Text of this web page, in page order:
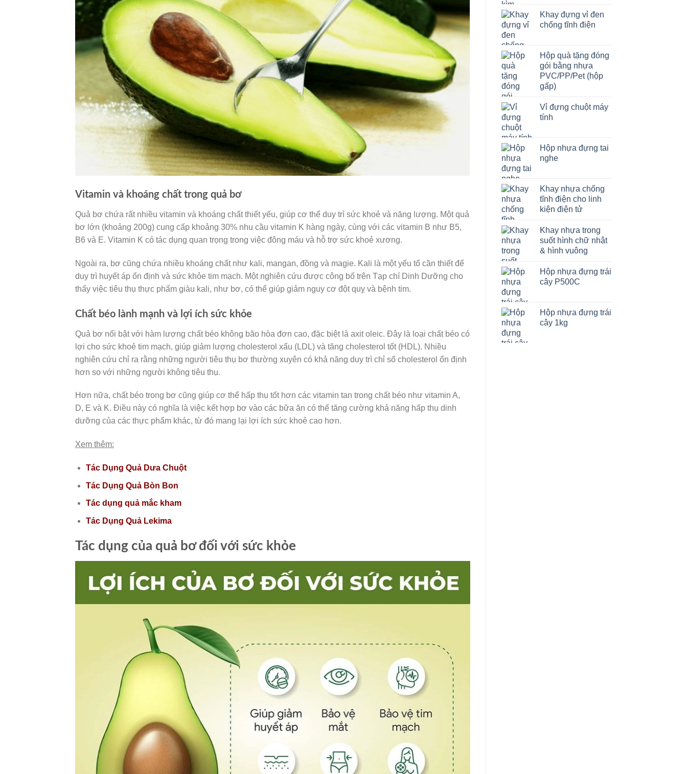
Vitamin và khoáng chất trong quả bơ
Quả bơ chứa rất nhiều vitamin và khoáng chất thiết yếu, giúp cơ thể duy trì sức khoẻ và năng lượng. Một quả
bơ lớn (khoảng 200g) cung cấp khoảng 30% nhu cầu vitamin K hàng ngày, cùng với các vitamin B như B5,
B6 và E. Vitamin K có tác dụng quan trọng trong việc đông máu và hỗ trợ sức khoẻ xương.
Ngoài ra, bơ cũng chứa nhiều khoáng chất như kali, mangan, đồng và magie. Kali là một yếu tố cần thiết để
duy trì huyết áp ổn định và sức khỏe tim mạch. Một nghiên cứu được công bố trên Tạp chí Dinh Dưỡng cho
thấy việc tiêu thụ thực phẩm giàu kali, như bơ, có thể giúp giảm nguy cơ đột quỵ và bệnh tim.
Chất béo lành mạnh và lợi ích sức khỏe
Quả bơ nổi bật với hàm lượng chất béo không bão hòa đơn cao, đặc biệt là axit oleic. Đây là loại chất béo có
lợi cho sức khoẻ tim mạch, giúp giảm lượng cholesterol xấu (LDL) và tăng cholesterol tốt (HDL). Nhiều
nghiên cứu chỉ ra rằng những người tiêu thụ bơ thường xuyên có khả năng duy trì chỉ số cholesterol ổn định
hơn so với những người không tiêu thụ.
Hơn nữa, chất béo trong bơ cũng giúp cơ thể hấp thụ tốt hơn các vitamin tan trong chất béo như vitamin A,
D, E và K. Điều này có nghĩa là việc kết hợp bơ vào các bữa ăn có thể tăng cường khả năng hấp thụ dinh
dưỡng của các thực phẩm khác, từ đó mang lại lợi ích sức khoẻ cao hơn.
Xem thêm:
Tác Dụng Quả Dưa Chuột
Tác Dụng Quả Bòn Bon
Tác dụng quả mắc kham
Tác Dụng Quả Lekima
Tác dụng của quả bơ đối với sức khỏe
Khay đựng vỉ đen
chống tĩnh điện
Hộp quà tặng đóng
gói bằng nhựa
PVC/PP/Pet (hộp
gấp)
Vỉ đựng chuột máy
tính
Hộp nhựa đựng tai
nghe
Khay nhựa chống
tĩnh điện cho linh
kiện điện tử
Khay nhựa trong
suốt hình chữ nhật
& hình vuông
Hộp nhựa đựng trái
cây P500C
Hộp nhựa đựng trái
cây 1kg